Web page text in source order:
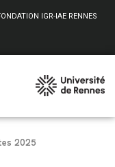
IGR-IAE RENNES
2025